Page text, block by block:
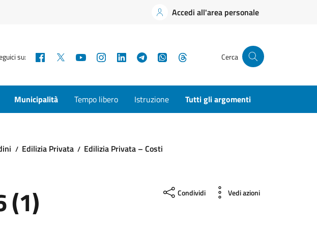
Accedi all'area personale
su: Facebook YouTubeInstagramLinkedInTelegramWhatsApp Cerca
Municipalità Tempo libero Istruzione Tutti gli argomenti
Edilizia Privata
Edilizia Privata – Costi
(1) Condividi Vedi azioni